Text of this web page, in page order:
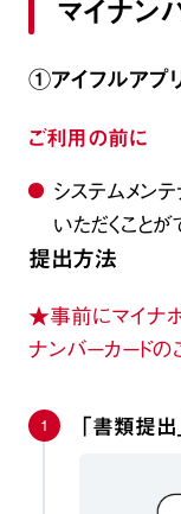
マイナン
①アイフルアプ
ご利用の前に
システムメン
いただくことが
提出方法
★事前にマイナポ
ナンバーカードの
1 「書類提出